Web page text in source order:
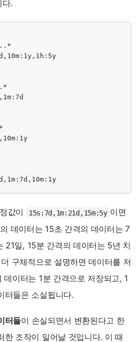
다.
값이 15s:7d,1m:21d,15m:5y 이면
데이터는 15초 간격의 데이터는 7
21일, 15분 간격의 데이터는 5년 치
구체적으로 설명하면 데이터를 저
이터는 1분 간격으로 저장되고, 1
터들은 소실됩니다.
터들이 손실되면서 변환된다고 한
한 조작이 일어날 것입니다. 이 때